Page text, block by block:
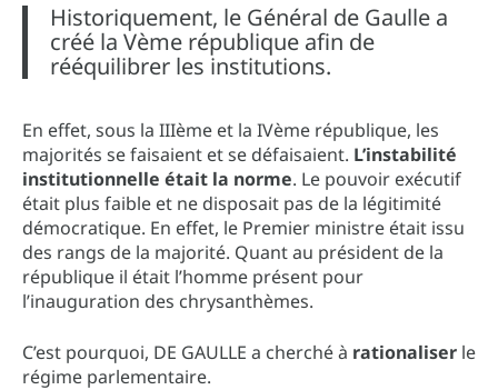
Historiquement, le Général de Gaulle a
créé la Vème république afin de
rééquilibrer les institutions.
En effet, sous la IIIème et la IVème république, les
majorités se faisaient et se défaisaient. L’instabilité
institutionnelle était la norme. Le pouvoir exécutif
était plus faible et ne disposait pas de la légitimité
démocratique. En effet, le Premier ministre était issu
des rangs de la majorité. Quant au président de la
république il était l’homme présent pour
l’inauguration des chrysanthèmes.
C’est pourquoi, DE GAULLE a cherché à rationaliser le
régime parlementaire.